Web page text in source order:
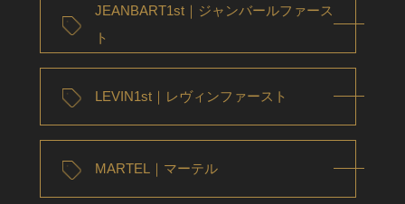
JEANBART1st｜ジャンバールファース
ト
LEVIN1st｜レヴィンファースト
MARTEL｜マーテル